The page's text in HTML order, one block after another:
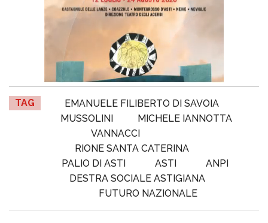
TAG
EMANUELE FILIBERTO DI SAVOIA
MUSSOLINI
MICHELE IANNOTTA
VANNACCI
RIONE SANTA CATERINA
PALIO DI ASTI
ASTI
ANPI
DESTRA SOCIALE ASTIGIANA
FUTURO NAZIONALE